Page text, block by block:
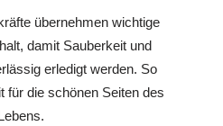
übernehmen wichtige
damit Sauberkeit und
erledigt werden. So
für die schönen Seiten des